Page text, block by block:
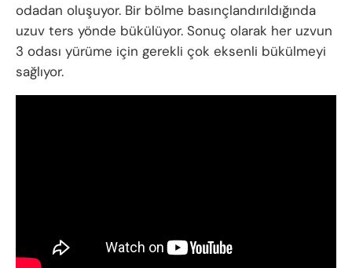
odadan oluşuyor. Bir bölme basınçlandırıldığında
uzuv ters yönde bükülüyor. Sonuç olarak her uzvun
3 odası yürüme için gerekli çok eksenli bükülmeyi
sağlıyor.